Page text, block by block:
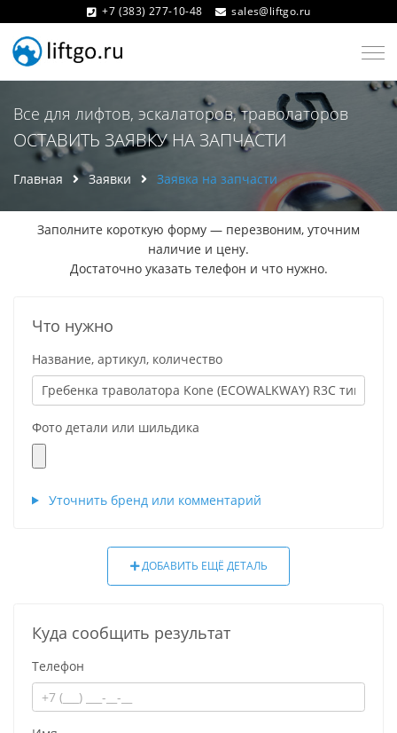
+7 (383) 277-10-48 sales@liftgo.ru
Все для лифтов, эскалаторов, траволаторов
ОСТАВИТЬ ЗАЯВКУ НА ЗАПЧАСТИ
Главная Заявки Заявка на запчасти
Заполните короткую форму — перезвоним, уточним
наличие и цену.
Достаточно указать телефон и что нужно.
Что нужно
Название, артикул, количество
Фото детали или шильдика
Уточнить бренд или комментарий
ДОБАВИТЬ ЕЩЁ ДЕТАЛЬ
Куда сообщить результат
Телефон